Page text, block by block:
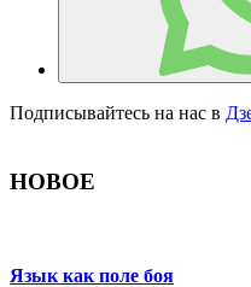
Подписывайтесь на нас в
НОВОЕ
Язык как поле боя